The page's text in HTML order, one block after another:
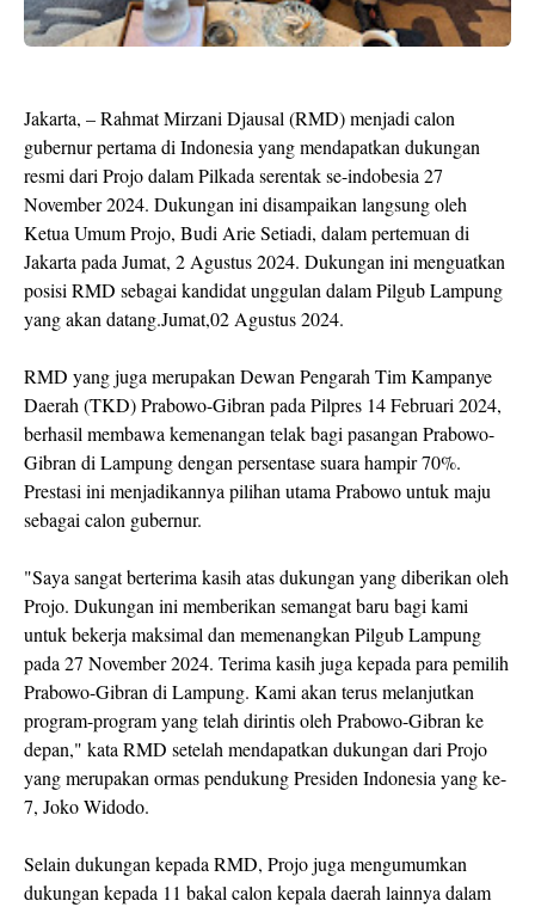
Jakarta, – Rahmat Mirzani Djausal (RMD) menjadi calon
gubernur pertama di Indonesia yang mendapatkan dukungan
resmi dari Projo dalam Pilkada serentak se-indobesia 27
November 2024. Dukungan ini disampaikan langsung oleh
Ketua Umum Projo, Budi Arie Setiadi, dalam pertemuan di
Jakarta pada Jumat, 2 Agustus 2024. Dukungan ini menguatkan
posisi RMD sebagai kandidat unggulan dalam Pilgub Lampung
yang akan datang.Jumat,02 Agustus 2024.
RMD yang juga merupakan Dewan Pengarah Tim Kampanye
Daerah (TKD) Prabowo-Gibran pada Pilpres 14 Februari 2024,
berhasil membawa kemenangan telak bagi pasangan Prabowo-
Gibran di Lampung dengan persentase suara hampir 70%.
Prestasi ini menjadikannya pilihan utama Prabowo untuk maju
sebagai calon gubernur.
"Saya sangat berterima kasih atas dukungan yang diberikan oleh
Projo. Dukungan ini memberikan semangat baru bagi kami
untuk bekerja maksimal dan memenangkan Pilgub Lampung
pada 27 November 2024. Terima kasih juga kepada para pemilih
Prabowo-Gibran di Lampung. Kami akan terus melanjutkan
program-program yang telah dirintis oleh Prabowo-Gibran ke
depan," kata RMD setelah mendapatkan dukungan dari Projo
yang merupakan ormas pendukung Presiden Indonesia yang ke-
7, Joko Widodo.
Selain dukungan kepada RMD, Projo juga mengumumkan
dukungan kepada 11 bakal calon kepala daerah lainnya dalam